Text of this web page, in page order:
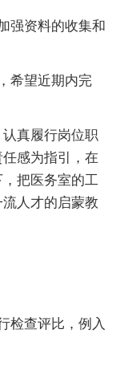
资料的收集和
希望近期内完
真履行岗位职
感为指引，在
把医务室的工
人才的启蒙教
查评比，例入